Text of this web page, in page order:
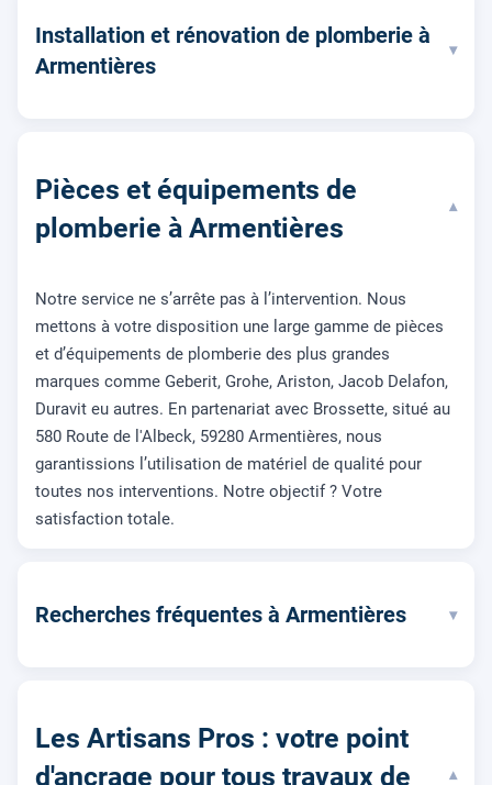
Installation et rénovation de plomberie à
Armentières
▾
Pièces et équipements de
plomberie à Armentières
▾
Notre service ne s’arrête pas à l’intervention. Nous
mettons à votre disposition une large gamme de pièces
et d’équipements de plomberie des plus grandes
marques comme Geberit, Grohe, Ariston, Jacob Delafon,
Duravit eu autres. En partenariat avec Brossette, situé au
580 Route de l'Albeck, 59280 Armentières, nous
garantissions l’utilisation de matériel de qualité pour
toutes nos interventions. Notre objectif ? Votre
satisfaction totale.
Recherches fréquentes à Armentières ▾
Les Artisans Pros : votre point
d'ancrage pour tous travaux de
▾